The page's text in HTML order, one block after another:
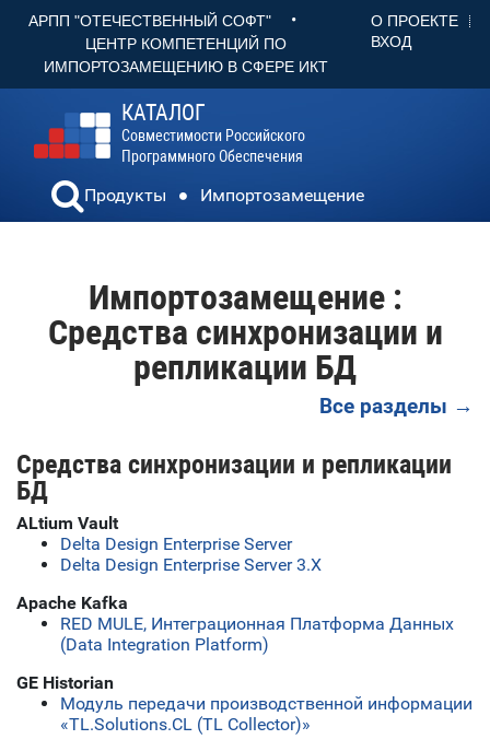
АРПП "ОТЕЧЕСТВЕННЫЙ СОФТ" •
ЦЕНТР КОМПЕТЕНЦИЙ ПО
ИМПОРТОЗАМЕЩЕНИЮ В СФЕРЕ ИКТ
О ПРОЕКТЕ
ВХОД
КАТАЛОГ
Совместимости Российского
Программного Обеспечения
Продукты Импортозамещение
Импортозамещение :
Средства синхронизации и
репликации БД
Все разделы →
Средства синхронизации и репликации
БД
ALtium Vault
Delta Design Enterprise Server
Delta Design Enterprise Server 3.X
Apache Kafka
RED MULE, Интеграционная Платформа Данных
(Data Integration Platform)
GE Historian
Модуль передачи производственной информации
«TL.Solutions.CL (TL Collector)»